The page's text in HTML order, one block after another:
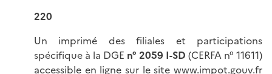
220
Un imprimé des filiales et participations
spécifique à la DGE n° 2059 I-SD (CERFA n° 11611)
accessible en ligne sur le site www.impot.gouv.fr